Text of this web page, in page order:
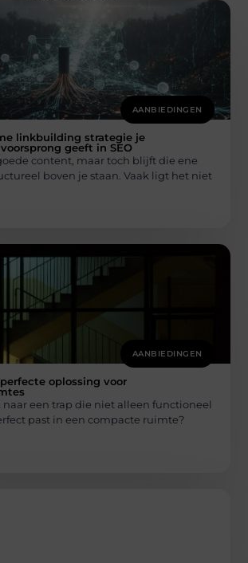
AANBIEDINGEN
linkbuilding strategie je
geeft in SEO
content, maar toch blijft die ene
boven je staan. Vaak ligt het niet
AANBIEDINGEN
oplossing voor
naar een trap die niet alleen functioneel
past in een compacte ruimte?